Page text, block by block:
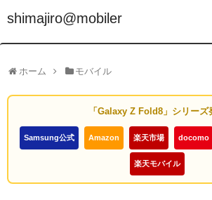
shimajiro@mobiler
ホーム モバイル
「Galaxy Z Fold8」シリーズ
Samsung公式 Amazon 楽天市場 docomo
楽天モバイル